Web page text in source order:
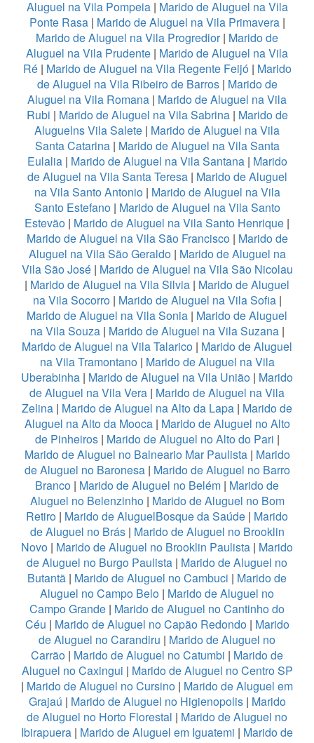
Aluguel na Vila Pompeia| Marido de Aluguel na Vila
Ponte Rasa| Marido de Aluguel na Vila Primavera|
Marido de Aluguel na Vila Progredior| Marido de
Aluguel na Vila Prudente | Marido de Aluguel na Vila
Ré| Marido de Aluguel na Vila Regente Feijó| Marido
de Aluguel na Vila Ribeiro de Barros| Marido de
Aluguel na Vila Romana | Marido de Aluguel na Vila
Rubi | Marido de Aluguel na Vila Sabrina| Marido de
Aluguelns Vila Salete | Marido de Aluguel na Vila
Santa Catarina| Marido de Aluguel na Vila Santa
Eulalia| Marido de Aluguel na Vila Santana| Marido
de Aluguel na Vila Santa Teresa| Marido de Aluguel
na Vila Santo Antonio| Marido de Aluguel na Vila
Santo Estefano| Marido de Aluguel na Vila Santo
Estevão | Marido de Aluguel na Vila Santo Henrique |
Marido de Aluguel na Vila São Francisco| Marido de
Aluguel na Vila São Geraldo| Marido de Aluguel na
Vila São José| Marido de Aluguel na Vila São Nicolau
| Marido de Aluguel na Vila Silvia | Marido de Aluguel
na Vila Socorro| Marido de Aluguel na Vila Sofia|
Marido de Aluguel na Vila Sonia | Marido de Aluguel
na Vila Souza| Marido de Aluguel na Vila Suzana|
Marido de Aluguel na Vila Talarico | Marido de Aluguel
na Vila Tramontano| Marido de Aluguel na Vila
Uberabinha | Marido de Aluguel na Vila União | Marido
de Aluguel na Vila Vera | Marido de Aluguel na Vila
Zelina | Marido de Aluguel na Alto da Lapa | Marido de
Aluguel na Alto da Mooca| Marido de Aluguel no Alto
de Pinheiros| Marido de Aluguel no Alto do Pari |
Marido de Aluguel no Balneario Mar Paulista| Marido
de Aluguel no Baronesa| Marido de Aluguel no Barro
Branco | Marido de Aluguel no Belém | Marido de
Aluguel no Belenzinho| Marido de Aluguel no Bom
Retiro | Marido de AluguelBosque da Saúde | Marido
de Aluguel no Brás| Marido de Aluguel no Brooklin
Novo | Marido de Aluguel no Brooklin Paulista | Marido
de Aluguel no Burgo Paulista | Marido de Aluguel no
Butantã | Marido de Aluguel no Cambuci | Marido de
Aluguel no Campo Belo | Marido de Aluguel no
Campo Grande | Marido de Aluguel no Cantinho do
Céu | Marido de Aluguel no Capão Redondo| Marido
de Aluguel no Carandiru | Marido de Aluguel no
Carrão | Marido de Aluguel no Catumbi | Marido de
Aluguel no Caxingui | Marido de Aluguel no Centro SP
| Marido de Aluguel no Cursino | Marido de Aluguel em
Grajaú | Marido de Aluguel no Higienopolis| Marido
de Aluguel no Horto Florestal | Marido de Aluguel no
Ibirapuera | Marido de Aluguel em Iguatemi | Marido de